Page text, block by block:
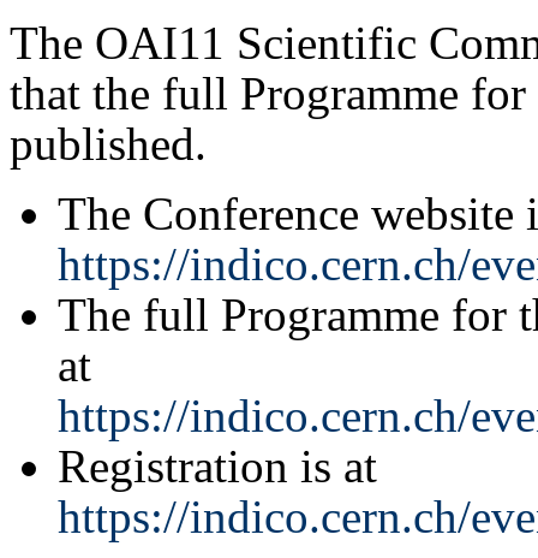
The OAI11 Scientific
that the full Programme
published.
The Conference website
https://indico.cern.ch/
The full Programme for
at
https://indico.cern.ch/
Registration is at
https://indico.cern.ch/